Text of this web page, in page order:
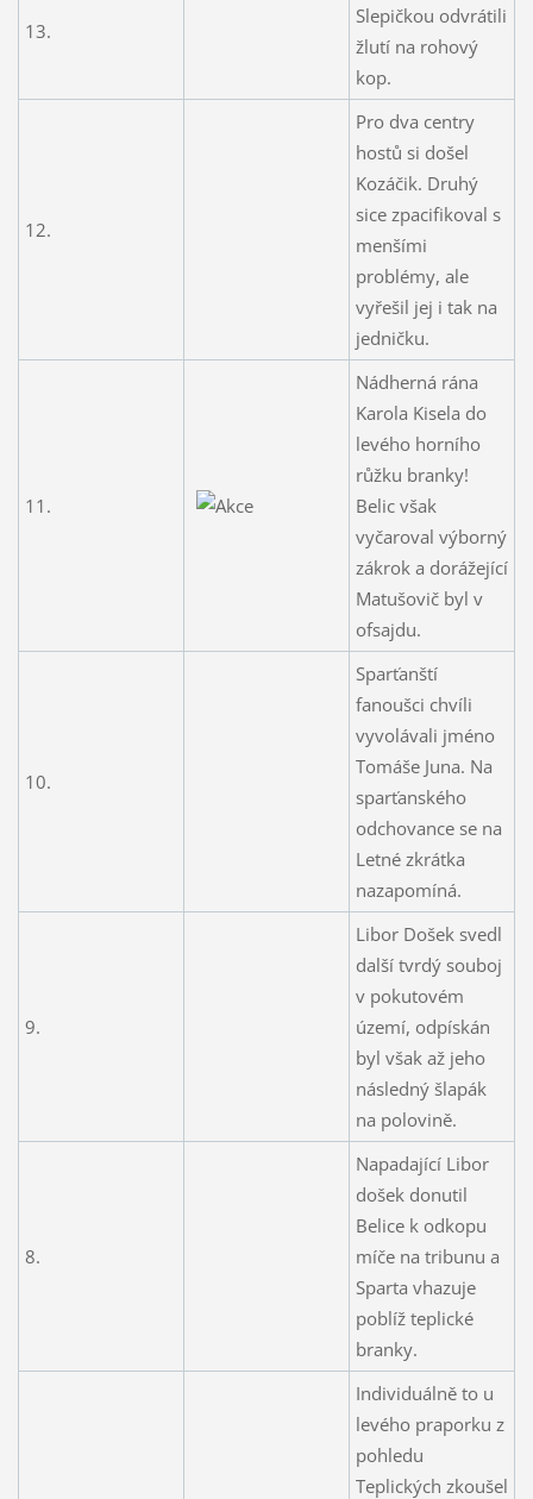
13.
Slepičkou odvrátili
žlutí na rohový
kop.
12.
Pro dva centry
hostů si došel
Kozáčik. Druhý
sice zpacifikoval s
menšími
problémy, ale
vyřešil jej i tak na
jedničku.
11.
Nádherná rána
Karola Kisela do
levého horního
růžku branky!
Belic však
vyčaroval výborný
zákrok a dorážející
Matušovič byl v
ofsajdu.
10.
Sparťanští
fanoušci chvíli
vyvolávali jméno
Tomáše Juna. Na
sparťanského
odchovance se na
Letné zkrátka
nazapomíná.
9.
Libor Došek svedl
další tvrdý souboj
v pokutovém
území, odpískán
byl však až jeho
následný šlapák
na polovině.
8.
Napadající Libor
došek donutil
Belice k odkopu
míče na tribunu a
Sparta vhazuje
poblíž teplické
branky.
Individuálně to u
levého praporku z
pohledu
Teplických zkoušel